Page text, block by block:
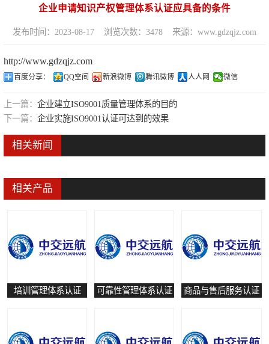
企业申请知识产权管理体系认证应具备的条件
发布时间：2023-08-17 浏览次数：3478 来源：www.gdzqjz.com
http://www.gdzqjz.com
百度分享： QQ空间 新浪微博 腾讯微博 人人网 微信
上一篇： 企业建立ISO9001质量管理体系的目的
下一篇： 企业实施ISO9001认证可达到的效果
相关新闻
相关产品
培训管理体系认证 可靠性管理体系认证 商品与售后服务认证
ISO27001信息安全管理体系认证
培训管理体系认证